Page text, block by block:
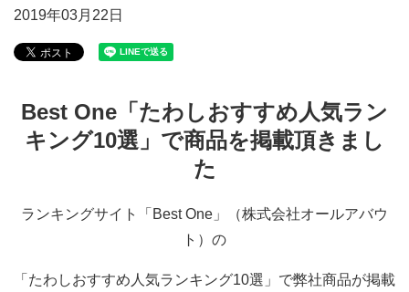
2019年03月22日
Best One「たわしおすすめ人気ラン
キング10選」で商品を掲載頂きまし
た
ランキングサイト「Best One」（株式会社オールアバウ
ト）の
「たわしおすすめ人気ランキング10選」で弊社商品が掲載